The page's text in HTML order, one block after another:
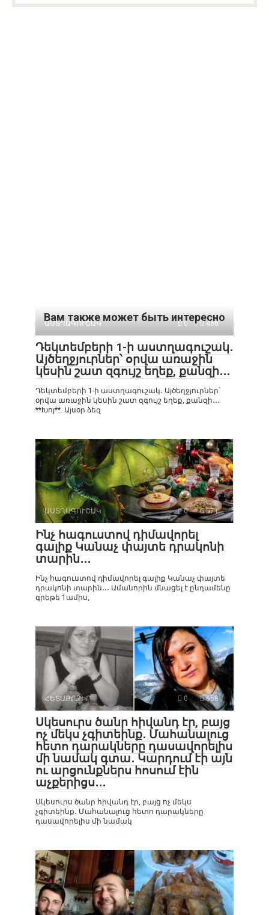
Вам также может быть интересно
ԱՍՏՂԱԳՈՒՇԱԿ 0 466
Դեկտեմբերի 1-ի աստղագուշակ․
Այծեղջյուրներ՝ օրվա առաջին
կեսին շատ զգույշ եղեք, քանզի․․․
Դեկտեմբերի 1-ի աստղագուշակ․ Այծեղջյուրներ՝
օրվա առաջին կեսին շատ զգույշ եղեք, քանզի․․․
**Խոյ**. Այսօր ձեզ
ԱՍՏՂԱԳՈՒՇԱԿ 0 571
Ինչ հագուստով դիմավորել
գալիք Կանաչ փայտե դրակոնի
տարին․․․
Ինչ հագուստով դիմավորել գալիք Կանաչ փայտե
դրակոնի տարին․․․ Ամանորին մնացել է ընդամենը
գրեթե 1ամիս,
ՀԵՏԱՔՐՔԻՐ 0 658
Սկեսուրս ծանր հիվանդ էր, բայց
ոչ մեկս չգիտեինք․ Մահանալուց
հետո դարակները դասավորելիս
մի նամակ գտա․ Կարդում էի այն
ու արցունքներս հոսում էին
աչքերիցս․․․
Սկեսուրս ծանր հիվանդ էր, բայց ոչ մեկս
չգիտեինք․ Մահանալուց հետո դարակները
դասավորելիս մի նամակ